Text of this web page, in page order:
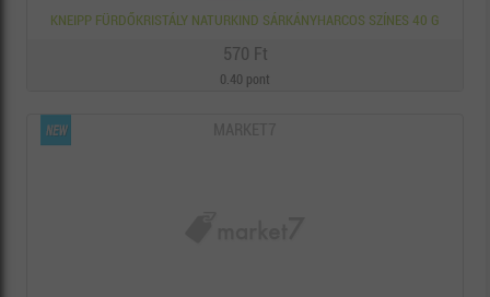
KNEIPP FÜRDŐKRISTÁLY NATURKIND SÁRKÁNYHARCOS SZÍNES 40 G
570 Ft
0.40 pont